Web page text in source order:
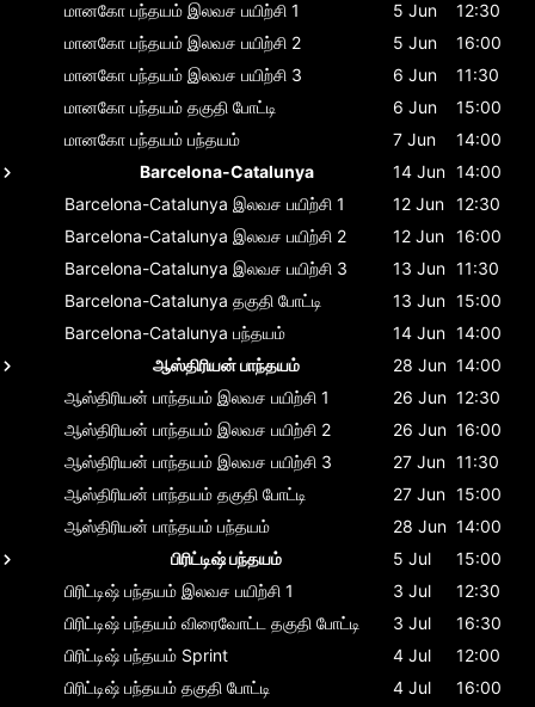
மானகோ பந்தயம் இலவச பயிற்சி 1 5 Jun
12:30
மானகோ பந்தயம் இலவச பயிற்சி 2 5 Jun
16:00
மானகோ பந்தயம் இலவச பயிற்சி 3 6 Jun
11:30
மானகோ பந்தயம் தகுதி போட்டி 6 Jun
15:00
மானகோ பந்தயம் பந்தயம் 7 Jun
14:00
Barcelona-Catalunya
14 Jun 14:00
Barcelona-Catalunya இலவச பயிற்சி 1 12 Jun 12:30
Barcelona-Catalunya இலவச பயிற்சி 2 12 Jun 16:00
Barcelona-Catalunya இலவச பயிற்சி 3 13 Jun 11:30
Barcelona-Catalunya தகுதி போட்டி 13 Jun 15:00
Barcelona-Catalunya பந்தயம் 14 Jun 14:00
ஆஸ்திரியன் பாந்தயம்
28 Jun 14:00
ஆஸ்திரியன் பாந்தயம் இலவச பயிற்சி 1 26 Jun 12:30
ஆஸ்திரியன் பாந்தயம் இலவச பயிற்சி 2 26 Jun 16:00
ஆஸ்திரியன் பாந்தயம் இலவச பயிற்சி 3 27 Jun 11:30
ஆஸ்திரியன் பாந்தயம் தகுதி போட்டி 27 Jun 15:00
ஆஸ்திரியன் பாந்தயம் பந்தயம் 28 Jun 14:00
பிரிட்டிஷ் பந்தயம்
5 Jul
15:00
பிரிட்டிஷ் பந்தயம் இலவச பயிற்சி 1 3 Jul
12:30
பிரிட்டிஷ் பந்தயம் விரைவோட்ட தகுதி போட்டி 3 Jul
16:30
பிரிட்டிஷ் பந்தயம் Sprint 4 Jul
12:00
பிரிட்டிஷ் பந்தயம் தகுதி போட்டி 4 Jul
16:00